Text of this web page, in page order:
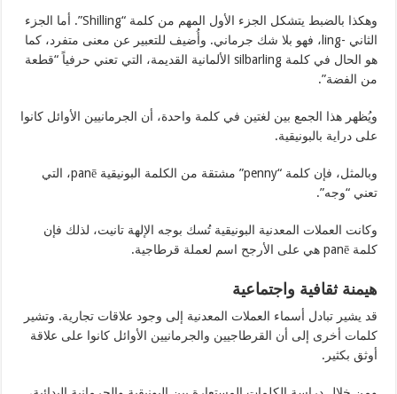
وهكذا بالضبط يتشكل الجزء الأول المهم من كلمة “Shilling”. أما الجزء
الثاني -ling، فهو بلا شك جرماني. وأُضيف للتعبير عن معنى متفرد، كما
هو الحال في كلمة silbarling الألمانية القديمة، التي تعني حرفياً “قطعة
من الفضة”.
ويُظهر هذا الجمع بين لغتين في كلمة واحدة، أن الجرمانيين الأوائل كانوا
على دراية بالبونيقية.
وبالمثل، فإن كلمة “penny” مشتقة من الكلمة البونيقية panē، التي
تعني “وجه”.
وكانت العملات المعدنية البونيقية تُسك بوجه الإلهة تانيت، لذلك فإن
كلمة panē هي على الأرجح اسم لعملة قرطاجية.
هيمنة ثقافية واجتماعية
قد يشير تبادل أسماء العملات المعدنية إلى وجود علاقات تجارية. وتشير
كلمات أخرى إلى أن القرطاجيين والجرمانيين الأوائل كانوا على علاقة
أوثق بكثير.